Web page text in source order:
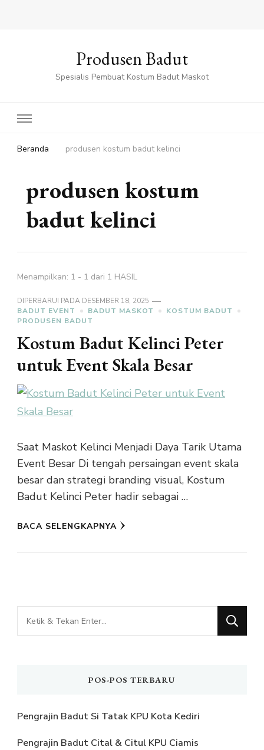
Produsen Badut
Spesialis Pembuat Kostum Badut Maskot
Beranda produsen kostum badut kelinci
produsen kostum
badut kelinci
Menampilkan: 1 - 1 dari 1 HASIL
DIPERBARUI PADA DESEMBER 18, 2025
BADUT EVENT
BADUT MASKOT
KOSTUM BADUT
PRODUSEN BADUT
Kostum Badut Kelinci Peter
untuk Event Skala Besar
Saat Maskot Kelinci Menjadi Daya Tarik Utama
Event Besar Di tengah persaingan event skala
besar dan strategi branding visual, Kostum
Badut Kelinci Peter hadir sebagai …
BACA SELENGKAPNYA
Mencari
Sesuatu?
POS-POS TERBARU
Pengrajin Badut Si Tatak KPU Kota Kediri
Pengrajin Badut Cital & Citul KPU Ciamis